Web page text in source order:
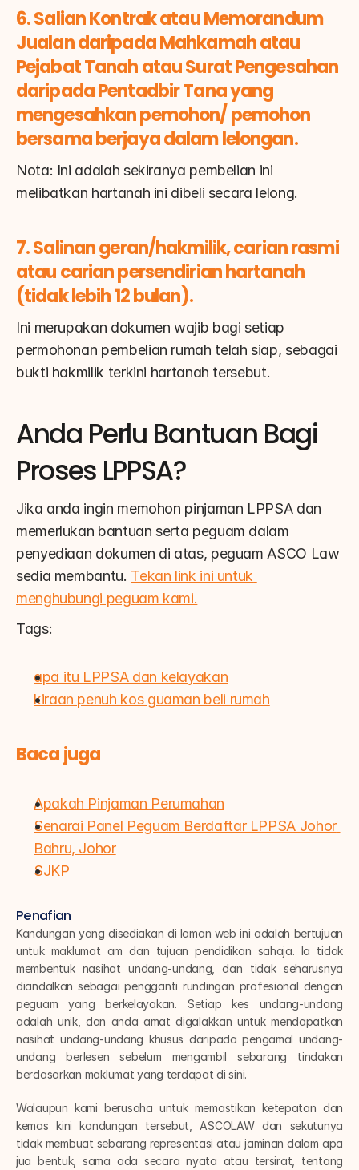
6. Salian Kontrak atau Memorandum
Jualan daripada Mahkamah atau
Pejabat Tanah atau Surat Pengesahan
daripada Pentadbir Tana yang
mengesahkan pemohon/ pemohon
bersama berjaya dalam lelongan.
Nota: Ini adalah sekiranya pembelian ini
melibatkan hartanah ini dibeli secara lelong.
7. Salinan geran/hakmilik, carian rasmi
atau carian persendirian hartanah
(tidak lebih 12 bulan).
Ini merupakan dokumen wajib bagi setiap
permohonan pembelian rumah telah siap, sebagai
bukti hakmilik terkini hartanah tersebut.
Anda Perlu Bantuan Bagi
Proses LPPSA?
Jika anda ingin memohon pinjaman LPPSA dan
memerlukan bantuan serta peguam dalam
penyediaan dokumen di atas, peguam ASCO Law
sedia membantu. Tekan link ini untuk
menghubungi peguam kami.
Tags:
apa itu LPPSA dan kelayakan
kiraan penuh kos guaman beli rumah
Baca juga
Apakah Pinjaman Perumahan
Senarai Panel Peguam Berdaftar LPPSA Johor
Bahru, Johor
SJKP
Penafian
Kandungan yang disediakan di laman web ini adalah bertujuan
untuk maklumat am dan tujuan pendidikan sahaja. Ia tidak
membentuk nasihat undang-undang, dan tidak seharusnya
diandalkan sebagai pengganti rundingan profesional dengan
peguam yang berkelayakan. Setiap kes undang-undang
adalah unik, dan anda amat digalakkan untuk mendapatkan
nasihat undang-undang khusus daripada pengamal undang-
undang berlesen sebelum mengambil sebarang tindakan
berdasarkan maklumat yang terdapat di sini.
Walaupun kami berusaha untuk memastikan ketepatan dan
kemas kini kandungan tersebut, ASCOLAW dan sekutunya
tidak membuat sebarang representasi atau jaminan dalam apa
jua bentuk, sama ada secara nyata atau tersirat, tentang